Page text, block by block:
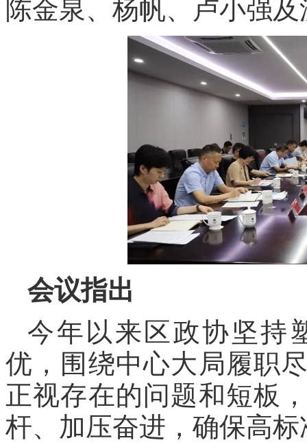
陈金泉、杨帆、卢小强
会议指出
今年以来区政协坚持
优，围绕中心大局履职
正视存在的问题和短板
杆、加压奋进，确保高